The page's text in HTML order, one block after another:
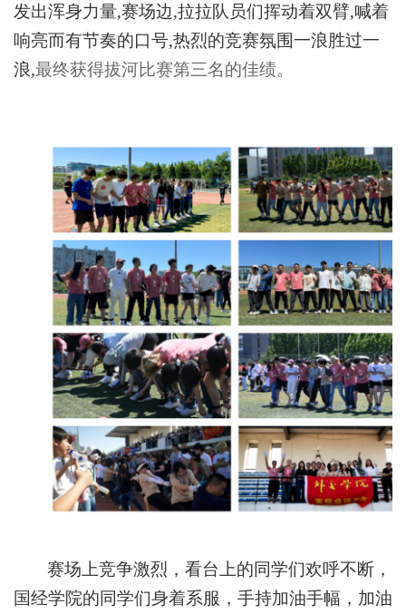
发出浑身力量,赛场边,拉拉队员们挥动着双臂,喊着
响亮而有节奏的口号,热烈的竞赛氛围一浪胜过一
浪,最终获得拔河比赛第三名的佳绩。
赛场上竞争激烈，看台上的同学们欢呼不断，
国经学院的同学们身着系服，手持加油手幅，加油